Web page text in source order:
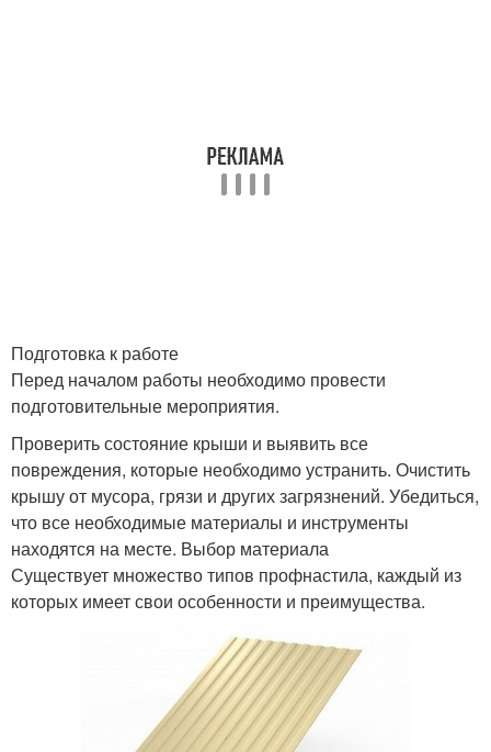
Подготовка к работе
Перед началом работы необходимо провести
подготовительные мероприятия.
Проверить состояние крыши и выявить все
повреждения, которые необходимо устранить. Очистить
крышу от мусора, грязи и других загрязнений. Убедиться,
что все необходимые материалы и инструменты
находятся на месте. Выбор материала
Существует множество типов профнастила, каждый из
которых имеет свои особенности и преимущества.